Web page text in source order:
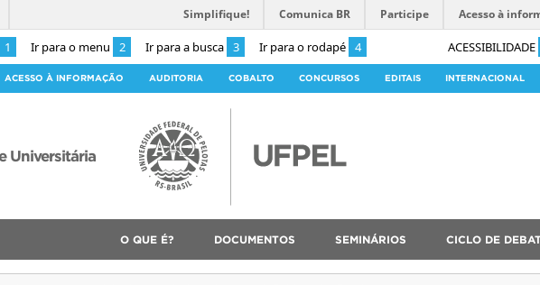
1 Ir para o menu 2 Ir para a busca 3 Ir para o rodapé 4 ACESSIBILIDADE
Simplifique! Comunica BR Participe Acesso à
ACESSO À INFORMAÇÃO AUDITORIA COBALTO CONCURSOS EDITAIS INTERNACIONAL
Universitária
O QUE É? DOCUMENTOS SEMINÁRIOS CICLO DE